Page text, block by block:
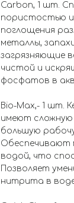
Carbon, 1 шт.
пористостью
поглощения
металлы,
загрязняющие
чистой и
фосфатов в
Bio-Max,- 1 шт.
имеют сложную
большую
Обеспечивают
водой, что
Позволяет
нитрита в